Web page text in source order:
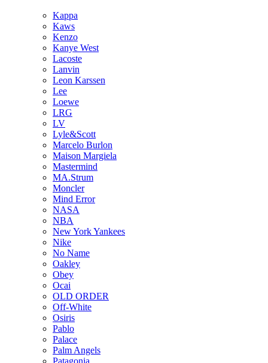
Kappa
Kaws
Kenzo
Kanye West
Lacoste
Lanvin
Leon Karssen
Lee
Loewe
LRG
LV
Lyle&Scott
Marcelo Burlon
Maison Margiela
Mastermind
MA.Strum
Moncler
Mind Error
NASA
NBA
New York Yankees
Nike
No Name
Oakley
Obey
Ocai
OLD ORDER
Off-White
Osiris
Pablo
Palace
Palm Angels